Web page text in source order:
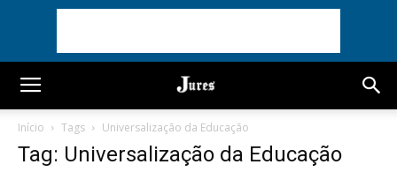
Início Tags Universalização da Educação
Tag: Universalização da Educação